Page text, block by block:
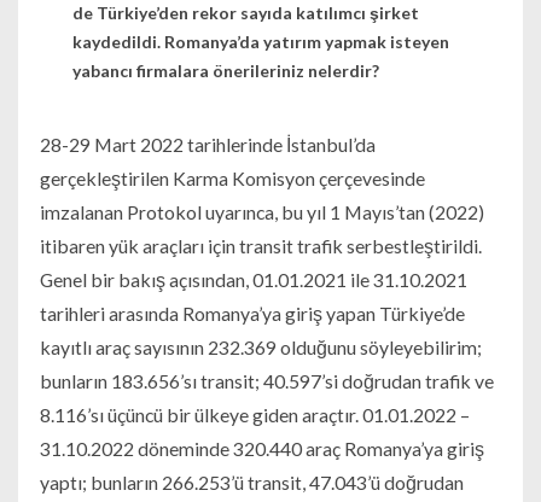
de Türkiye’den rekor sayıda katılımcı şirket
kaydedildi. Romanya’da yatırım yapmak isteyen
yabancı firmalara önerileriniz nelerdir?
28-29 Mart 2022 tarihlerinde İstanbul’da
gerçekleştirilen Karma Komisyon çerçevesinde
imzalanan Protokol uyarınca, bu yıl 1 Mayıs’tan (2022)
itibaren yük araçları için transit trafik serbestleştirildi.
Genel bir bakış açısından, 01.01.2021 ile 31.10.2021
tarihleri ​​arasında Romanya’ya giriş yapan Türkiye’de
kayıtlı araç sayısının 232.369 olduğunu söyleyebilirim;
bunların 183.656’sı transit; 40.597’si doğrudan trafik ve
8.116’sı üçüncü bir ülkeye giden araçtır. 01.01.2022 –
31.10.2022 döneminde 320.440 araç Romanya’ya giriş
yaptı; bunların 266.253’ü transit, 47.043’ü doğrudan